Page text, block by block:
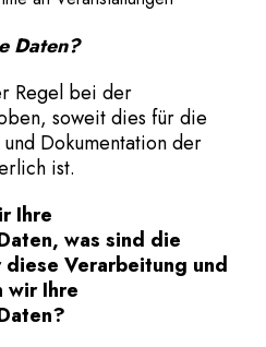
Daten?
Regel bei der
soweit dies für die
Dokumentation der
ist.
Ihre
was sind die
Verarbeitung und
wir Ihre